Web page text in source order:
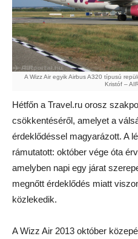
A Wizz Air egyik Airbus A320 típusú
Kristóf –
Hétfőn a Travel.ru orosz
csökkentéséről, amelyet a
érdeklődéssel magyarázott. A
rámutatott: október vége óta
amelyben napi egy járat
megnőtt érdeklődés miatt
közlekedik.
A Wizz Air 2013 október